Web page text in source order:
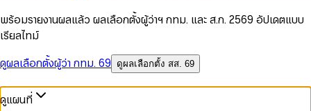
พร้อมรายงานผลแล้ว ผลเลือกตั้งผู้ว่าฯ กทม. และ ส.ก. 2569 อัปเดตแบบ
เรียลไทม์
ดูผลเลือกตั้งผู้ว่า กทม. 69
ดูผลเลือกตั้ง สส. 69
ดูแผนที่